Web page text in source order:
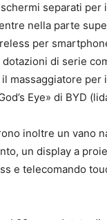
separati
nella parte
per
dotazioni di serie
massaggiatore
Eye» di BYD
inoltre un vano
un display a
e telecomando